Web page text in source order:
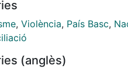
de cuarenta años activo.
poner de relieve cómo
para su resolución,
de la actividad armada'
, Violència, País Basc,
(anglès)